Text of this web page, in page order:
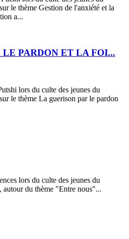
le thème Gestion de l'anxiété et la
a...
PARDON ET LA FOI...
lors du culte des jeunes du
le thème La guerison par le pardon
lors du culte des jeunes du
autour du thème "Entre nous"...